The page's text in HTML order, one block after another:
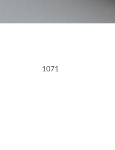
1071